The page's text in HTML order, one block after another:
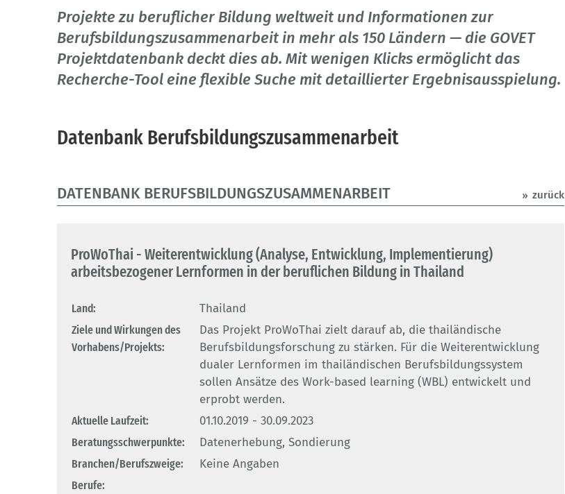
Projekte zu beruflicher Bildung weltweit und Informationen zur
Berufsbildungszusammenarbeit in mehr als 150 Ländern — die GOVET
Projektdatenbank deckt dies ab. Mit wenigen Klicks ermöglicht das
Recherche-Tool eine flexible Suche mit detaillierter Ergebnisausspielung.
Datenbank Berufsbildungszusammenarbeit
DATENBANK BERUFSBILDUNGSZUSAMMENARBEIT zurück
ProWoThai - Weiterentwicklung (Analyse, Entwicklung, Implementierung)
arbeitsbezogener Lernformen in der beruflichen Bildung in Thailand
Land:
Thailand
Ziele und Wirkungen des
Vorhabens/Projekts:
Das Projekt ProWoThai zielt darauf ab, die thailändische
Berufsbildungsforschung zu stärken. Für die Weiterentwicklung
dualer Lernformen im thailändischen Berufsbildungssystem
sollen Ansätze des Work-based learning (WBL) entwickelt und
erprobt werden.
Aktuelle Laufzeit:
01.10.2019 - 30.09.2023
Beratungsschwerpunkte:
Datenerhebung, Sondierung
Branchen/Berufszweige:
Keine Angaben
Berufe: